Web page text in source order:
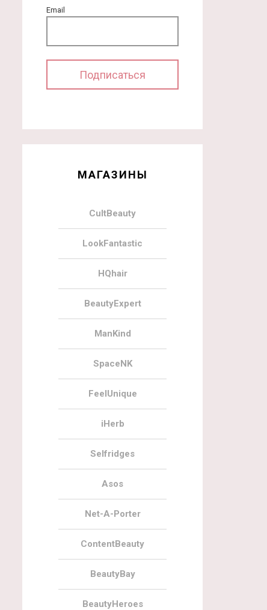
Email
МАГАЗИНЫ
CultBeauty
LookFantastic
HQhair
BeautyExpert
ManKind
SpaceNK
FeelUnique
iHerb
Selfridges
Asos
Net-A-Porter
ContentBeauty
BeautyBay
BeautyHeroes